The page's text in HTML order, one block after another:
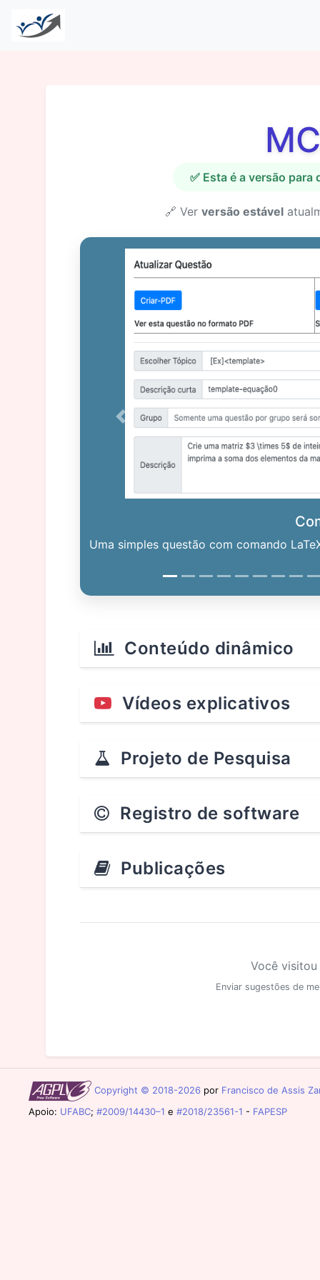
✅ Esta é a versão
🔗 Ver versão estável
Uma simples questão com comando
Previous
Conteúdo dinâmico
Vídeos explicativos
Projeto de Pesquisa
Registro de software
Publicações
Você
Enviar sugestões de
Copyright © 2018-2026 por Francisco de Assis
Apoio: UFABC; #2009/14430–1 e #2018/23561-1 - FAPESP